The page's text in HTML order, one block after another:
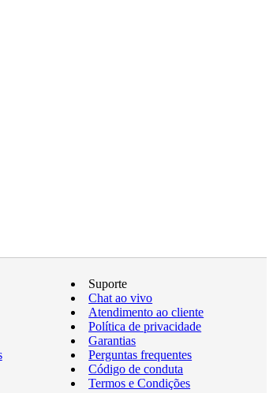
Suporte
Chat ao vivo
Atendimento ao cliente
Política de privacidade
Garantias
Perguntas frequentes
Código de conduta
Termos e Condições